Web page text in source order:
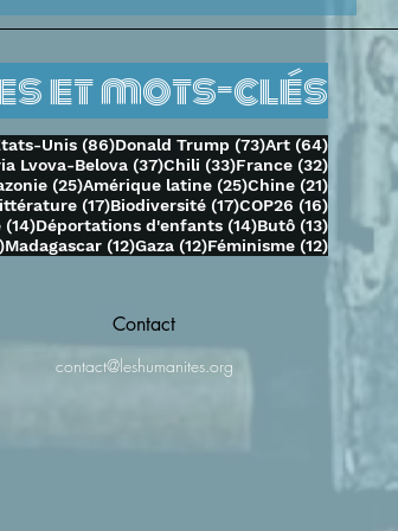
et mots-clés
postsUnis (86)86 posts
Donald Trump (73)73 posts
Art (64)64 posts
Lvova-Belova (37)37 posts
Chili (33)33 posts
France (32)32 posts
(25)25 posts
Amérique latine (25)25 posts
Chine (21)21 posts
posts (17)17 posts
Biodiversité (17)17 posts
COP26 (16)16 posts
(14)14 posts
Déportations d'enfants (14)14 posts
Butô (13)13 posts
12 posts
Madagascar (12)12 posts
Gaza (12)12 posts
Féminisme (12)12 posts
Contact
contact@leshumanites.org